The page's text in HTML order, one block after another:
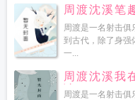
周渡沈溪笔
周渡是一名射击俱
到古代，除了身强
一...
周渡沈溪我
读
周渡是一名射击俱